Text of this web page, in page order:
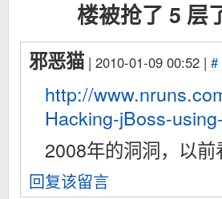
楼被抢了 5 层
邪恶猫 | 2010-01-09 00:52 | #
http://
Hacking-jBoss-
2008年的洞洞，以前
回复该留言